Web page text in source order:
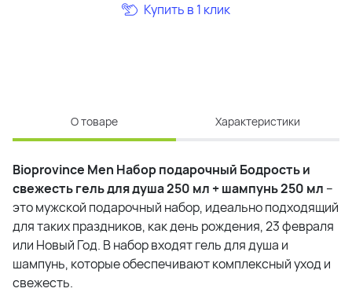
Купить в 1 клик
О товаре Характеристики
Bioprovince Men Набор подарочный Бодрость и
свежесть гель для душа 250 мл + шампунь 250 мл –
это мужской подарочный набор, идеально подходящий
для таких праздников, как день рождения, 23 февраля
или Новый Год. В набор входят гель для душа и
шампунь, которые обеспечивают комплексный уход и
свежесть.